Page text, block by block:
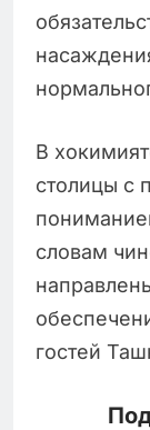
В
столицы с
словам
гостей